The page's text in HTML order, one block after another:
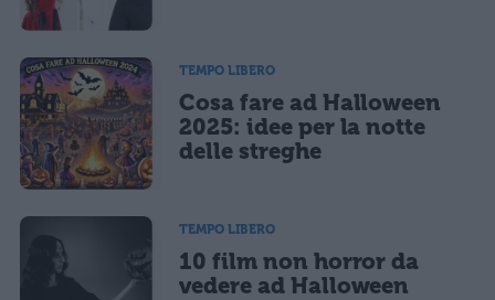
TEMPO LIBERO
Cosa fare ad Halloween
2025: idee per la notte
delle streghe
TEMPO LIBERO
10 film non horror da
vedere ad Halloween